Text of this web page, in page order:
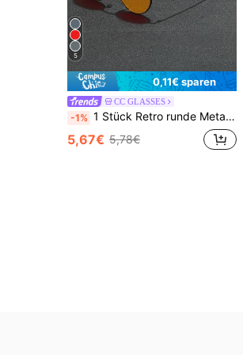
5
0,11€ sparen
CC GLASSES
-1% 1 Stück Retro runde Metallbrille für Herren, für Sommerurlaub am Strand, Outdoor, Reisen
5,67€ 5,78€